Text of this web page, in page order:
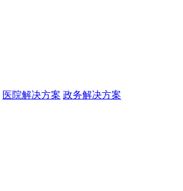
医院解决方案 政务解决方案